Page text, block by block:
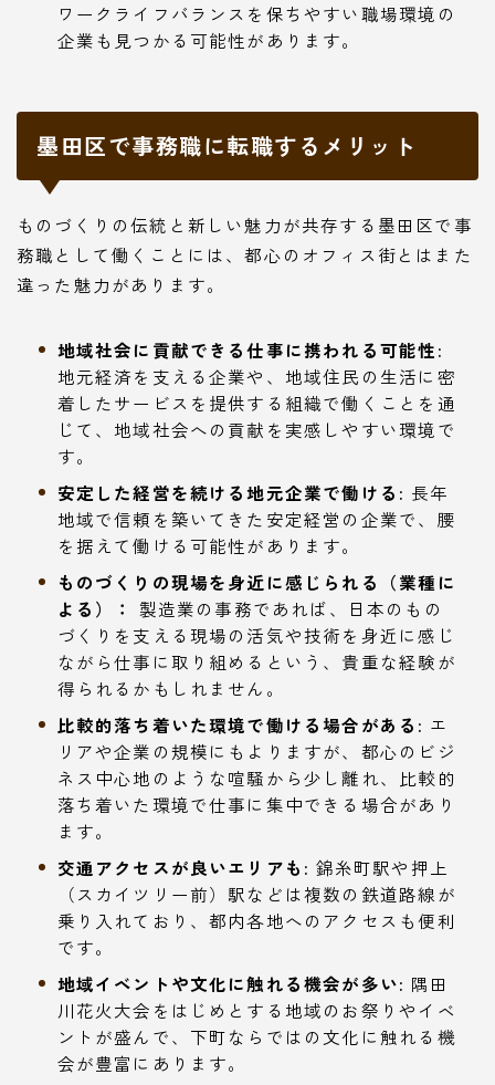
ワークライフバランスを保ちやすい職場環境の
企業も見つかる可能性があります。
墨田区で事務職に転職するメリット
ものづくりの伝統と新しい魅力が共存する墨田区で事
務職として働くことには、都心のオフィス街とはまた
違った魅力があります。
地域社会に貢献できる仕事に携われる可能性:
地元経済を支える企業や、地域住民の生活に密
着したサービスを提供する組織で働くことを通
じて、地域社会への貢献を実感しやすい環境で
す。
安定した経営を続ける地元企業で働ける: 長年
地域で信頼を築いてきた安定経営の企業で、腰
を据えて働ける可能性があります。
ものづくりの現場を身近に感じられる（業種に
よる）：
製造業の事務であれば、日本のもの
づくりを支える現場の活気や技術を身近に感じ
ながら仕事に取り組めるという、貴重な経験が
得られるかもしれません。
比較的落ち着いた環境で働ける場合がある: エ
リアや企業の規模にもよりますが、都心のビジ
ネス中心地のような喧騒から少し離れ、比較的
落ち着いた環境で仕事に集中できる場合があり
ます。
交通アクセスが良いエリアも: 錦糸町駅や押上
（スカイツリー前）駅などは複数の鉄道路線が
乗り入れており、都内各地へのアクセスも便利
です。
地域イベントや文化に触れる機会が多い: 隅田
川花火大会をはじめとする地域のお祭りやイベ
ントが盛んで、下町ならではの文化に触れる機
会が豊富にあります。